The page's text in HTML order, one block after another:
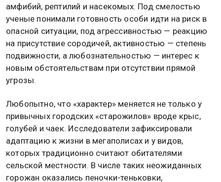
амфибий, рептилий и насекомых. Под смелостью
ученые понимали готовность особи идти на риск в
опасной ситуации, под агрессивностью — реакцию
на присутствие сородичей, активностью — степень
подвижности, а любознательностью — интерес к
новым обстоятельствам при отсутствии прямой
угрозы.
Любопытно, что «характер» меняется не только у
привычных городских «старожилов» вроде крыс,
голубей и чаек. Исследователи зафиксировали
адаптацию к жизни в мегаполисах и у видов,
которых традиционно считают обитателями
сельской местности. В числе таких неожиданных
горожан оказались пеночки-теньковки,